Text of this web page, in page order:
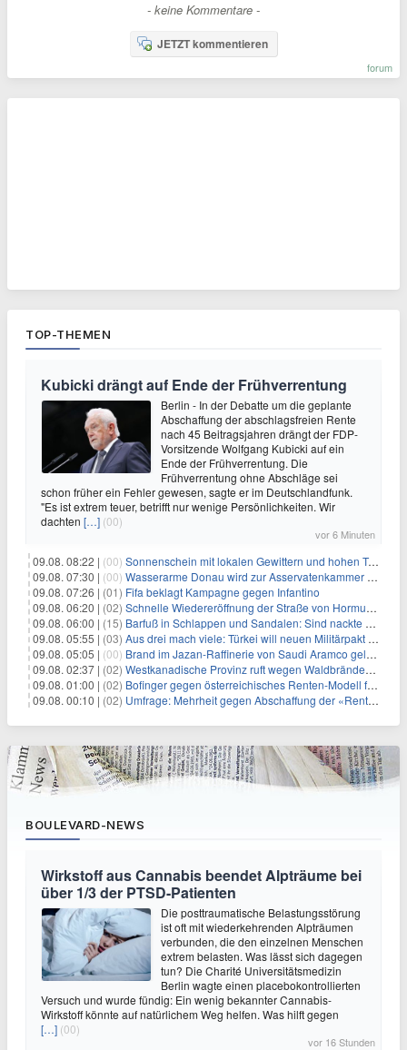
- keine Kommentare -
JETZT kommentieren
forum
TOP-THEMEN
Kubicki drängt auf Ende der Frühverrentung
Berlin - In der Debatte um die geplante
Abschaffung der abschlagsfreien Rente
nach 45 Beitragsjahren drängt der FDP-
Vorsitzende Wolfgang Kubicki auf ein
Ende der Frühverrentung. Die
Frühverrentung ohne Abschläge sei
schon früher ein Fehler gewesen, sagte er im Deutschlandfunk.
"Es ist extrem teuer, betrifft nur wenige Persönlichkeiten. Wir
dachten […] (00)
vor 6 Minuten
09.08. 08:22 | (00) Sonnenschein mit lokalen Gewittern und hohen Temperaturen
09.08. 07:30 | (00) Wasserarme Donau wird zur Asservatenkammer der Geschichte
09.08. 07:26 | (01) Fifa beklagt Kampagne gegen Infantino
09.08. 06:20 | (02) Schnelle Wiedereröffnung der Straße von Hormus ungewiss
09.08. 06:00 | (15) Barfuß in Schlappen und Sandalen: Sind nackte Füße eklig?
09.08. 05:55 | (03) Aus drei mach viele: Türkei will neuen Militärpakt erweitern
09.08. 05:05 | (00) Brand im Jazan-Raffinerie von Saudi Aramco gelöscht: Auswirkungen auf die Energiemärkte
09.08. 02:37 | (02) Westkanadische Provinz ruft wegen Waldbränden Notstand aus
09.08. 01:00 | (02) Bofinger gegen österreichisches Renten-Modell für Schwerarbeiter
09.08. 00:10 | (02) Umfrage: Mehrheit gegen Abschaffung der «Rente mit 63»
BOULEVARD-NEWS
Wirkstoff aus Cannabis beendet Alpträume bei
über 1/3 der PTSD-Patienten
Die posttraumatische Belastungsstörung
ist oft mit wiederkehrenden Alpträumen
verbunden, die den einzelnen Menschen
extrem belasten. Was lässt sich dagegen
tun? Die Charité Universitätsmedizin
Berlin wagte einen placebokontrollierten
Versuch und wurde fündig: Ein wenig bekannter Cannabis-
Wirkstoff könnte auf natürlichem Weg helfen. Was hilft gegen
[…] (00)
vor 16 Stunden